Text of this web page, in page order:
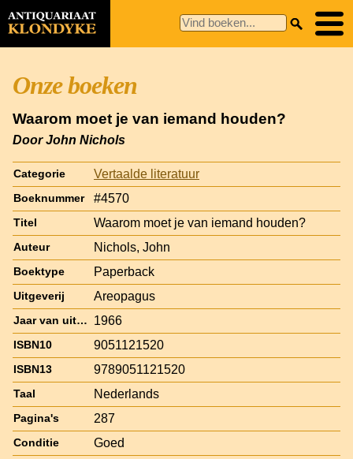
Onze boeken
Waarom moet je van iemand houden?
Door John Nichols
Categorie Vertaalde literatuur
Boeknummer #4570
Titel Waarom moet je van iemand houden?
Auteur Nichols, John
Boektype Paperback
Uitgeverij Areopagus
Jaar van uitgave 1966
ISBN10 9051121520
ISBN13 9789051121520
Taal Nederlands
Pagina's 287
Conditie Goed